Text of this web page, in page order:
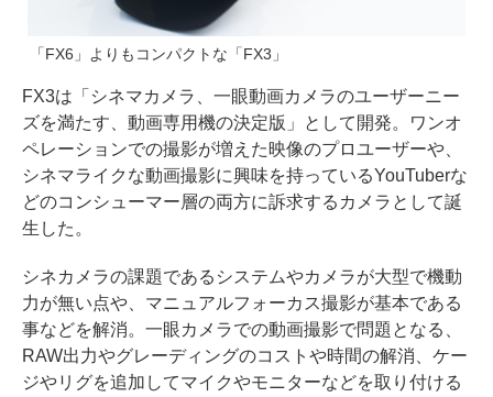
「FX6」よりもコンパクトな「FX3」
FX3は「シネマカメラ、一眼動画カメラのユーザーニー
ズを満たす、動画専用機の決定版」として開発。ワンオ
ペレーションでの撮影が増えた映像のプロユーザーや、
シネマライクな動画撮影に興味を持っているYouTuberな
どのコンシューマー層の両方に訴求するカメラとして誕
生した。
シネカメラの課題であるシステムやカメラが大型で機動
力が無い点や、マニュアルフォーカス撮影が基本である
事などを解消。一眼カメラでの動画撮影で問題となる、
RAW出力やグレーディングのコストや時間の解消、ケー
ジやリグを追加してマイクやモニターなどを取り付ける